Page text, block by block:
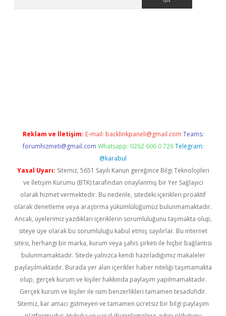
Reklam ve İletişim: E-mail: backlinkpaneli@gmail.com Teams:
forumhizmeti@gmail.com Whatsapp: 0262 606 0 726 Telegram:
@karabul
Yasal Uyarı: Sitemiz, 5651 Sayılı Kanun gereğince Bilgi Teknolojileri
ve İletişim Kurumu (BTK) tarafından onaylanmış bir Yer Sağlayıcı
olarak hizmet vermektedir. Bu nedenle, sitedeki içerikleri proaktif
olarak denetleme veya araştırma yükümlülüğümüz bulunmamaktadır.
Ancak, üyelerimiz yazdıkları içeriklerin sorumluluğunu taşımakta olup,
siteye üye olarak bu sorumluluğu kabul etmiş sayılırlar. Bu internet
sitesi, herhangi bir marka, kurum veya şahıs şirketi ile hiçbir bağlantısı
bulunmamaktadır. Sitede yalnızca kendi hazırladığımız makaleler
paylaşılmaktadır. Burada yer alan içerikler haber niteliği taşımamakta
olup, gerçek kurum ve kişiler hakkında paylaşım yapılmamaktadır.
Gerçek kurum ve kişiler ile isim benzerlikleri tamamen tesadüfidir.
Sitemiz, kar amacı gütmeyen ve tamamen ücretsiz bir bilgi paylaşım